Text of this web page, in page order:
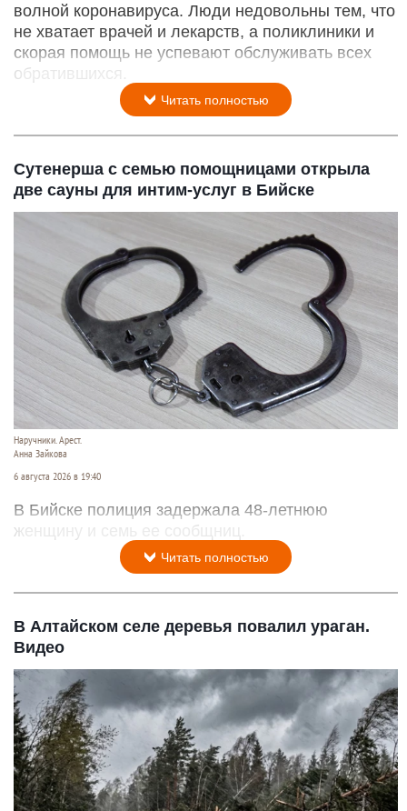
волной коронавируса. Люди недовольны тем, что
не хватает врачей и лекарств, а поликлиники и
скорая помощь не успевают обслуживать всех
обратившихся.
Читать полностью
Сутенерша с семью помощницами открыла
две сауны для интим-услуг в Бийске
Наручники. Арест.
Анна Зайкова
6 августа 2026 в 19:40
В Бийске полиция задержала 48-летнюю
женщину и семь ее сообщниц.
Читать полностью
В Алтайском селе деревья повалил ураган.
Видео